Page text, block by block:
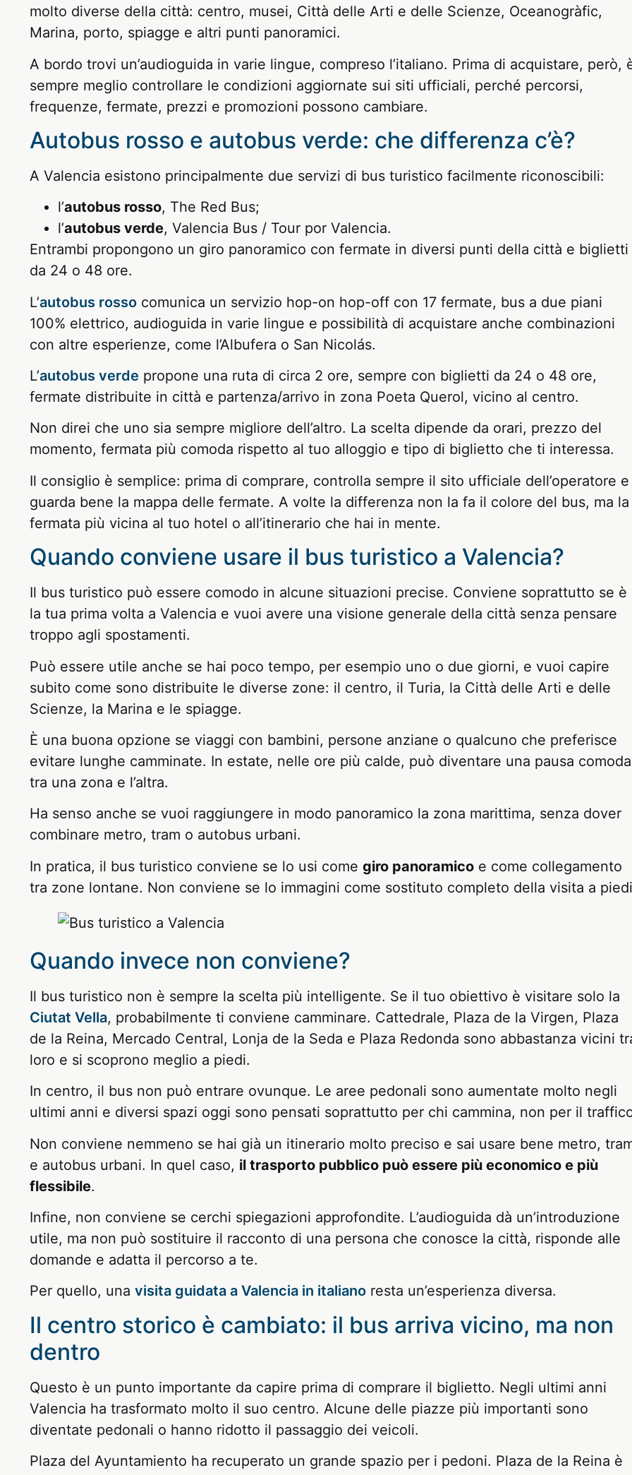
molto diverse della città: centro, musei, Città delle Arti e delle Scienze, Oceanogràfic,
Marina, porto, spiagge e altri punti panoramici.
A bordo trovi un’audioguida in varie lingue, compreso l’italiano. Prima di acquistare, però,
sempre meglio controllare le condizioni aggiornate sui siti ufficiali, perché percorsi,
frequenze, fermate, prezzi e promozioni possono cambiare.
Autobus rosso e autobus verde: che differenza c’è?
A Valencia esistono principalmente due servizi di bus turistico facilmente riconoscibili:
l’autobus rosso, The Red Bus;
l’autobus verde, Valencia Bus / Tour por Valencia.
Entrambi propongono un giro panoramico con fermate in diversi punti della città e biglietti
da 24 o 48 ore.
L’autobus rosso comunica un servizio hop-on hop-off con 17 fermate, bus a due piani
100% elettrico, audioguida in varie lingue e possibilità di acquistare anche combinazioni
con altre esperienze, come l’Albufera o San Nicolás.
L’autobus verde propone una ruta di circa 2 ore, sempre con biglietti da 24 o 48 ore,
fermate distribuite in città e partenza/arrivo in zona Poeta Querol, vicino al centro.
Non direi che uno sia sempre migliore dell’altro. La scelta dipende da orari, prezzo del
momento, fermata più comoda rispetto al tuo alloggio e tipo di biglietto che ti interessa.
Il consiglio è semplice: prima di comprare, controlla sempre il sito ufficiale dell’operatore e
guarda bene la mappa delle fermate. A volte la differenza non la fa il colore del bus, ma la
fermata più vicina al tuo hotel o all’itinerario che hai in mente.
Quando conviene usare il bus turistico a Valencia?
Il bus turistico può essere comodo in alcune situazioni precise. Conviene soprattutto se è
la tua prima volta a Valencia e vuoi avere una visione generale della città senza pensare
troppo agli spostamenti.
Può essere utile anche se hai poco tempo, per esempio uno o due giorni, e vuoi capire
subito come sono distribuite le diverse zone: il centro, il Turia, la Città delle Arti e delle
Scienze, la Marina e le spiagge.
È una buona opzione se viaggi con bambini, persone anziane o qualcuno che preferisce
evitare lunghe camminate. In estate, nelle ore più calde, può diventare una pausa comoda
tra una zona e l’altra.
Ha senso anche se vuoi raggiungere in modo panoramico la zona marittima, senza dover
combinare metro, tram o autobus urbani.
In pratica, il bus turistico conviene se lo usi come giro panoramico e come collegamento
tra zone lontane. Non conviene se lo immagini come sostituto completo della visita a
Quando invece non conviene?
Il bus turistico non è sempre la scelta più intelligente. Se il tuo obiettivo è visitare solo la
Ciutat Vella, probabilmente ti conviene camminare. Cattedrale, Plaza de la Virgen, Plaza
de la Reina, Mercado Central, Lonja de la Seda e Plaza Redonda sono abbastanza vicini
loro e si scoprono meglio a piedi.
In centro, il bus non può entrare ovunque. Le aree pedonali sono aumentate molto negli
ultimi anni e diversi spazi oggi sono pensati soprattutto per chi cammina, non per il
Non conviene nemmeno se hai già un itinerario molto preciso e sai usare bene metro,
e autobus urbani. In quel caso, il trasporto pubblico può essere più economico e più
flessibile.
Infine, non conviene se cerchi spiegazioni approfondite. L’audioguida dà un’introduzione
utile, ma non può sostituire il racconto di una persona che conosce la città, risponde alle
domande e adatta il percorso a te.
Per quello, una visita guidata a Valencia in italiano resta un’esperienza diversa.
Il centro storico è cambiato: il bus arriva vicino, ma non
dentro
Questo è un punto importante da capire prima di comprare il biglietto. Negli ultimi anni
Valencia ha trasformato molto il suo centro. Alcune delle piazze più importanti sono
diventate pedonali o hanno ridotto il passaggio dei veicoli.
Plaza del Ayuntamiento ha recuperato un grande spazio per i pedoni. Plaza de la Reina è